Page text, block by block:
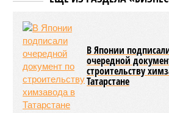
В Японии
очередной
строительству
Татарстане